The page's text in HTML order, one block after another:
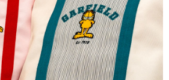
先享後付 」之結帳頁面顯示為準，若有關於
欲退款等相關疑問，請聯繫「AFTEE先享後付
support/home
公司提供之「AFTEE先享後付」服務完成之交
提供個人資料，並將交易相關給付款項請求債
以上)免運費
含以上)免運費